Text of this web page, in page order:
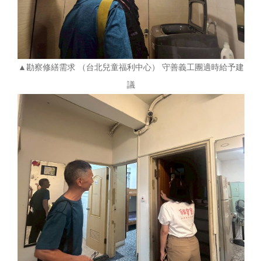
▲勘察修繕需求 （台北兒童福利中心） 守善義工團適時給予建
議